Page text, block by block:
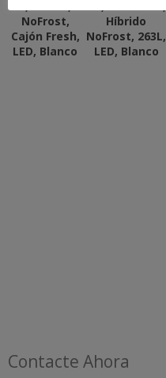
NoFrost,
Cajón Fresh,
LED, Blanco
Híbrido
NoFrost, 263L,
LED, Blanco
Contacte Ahora